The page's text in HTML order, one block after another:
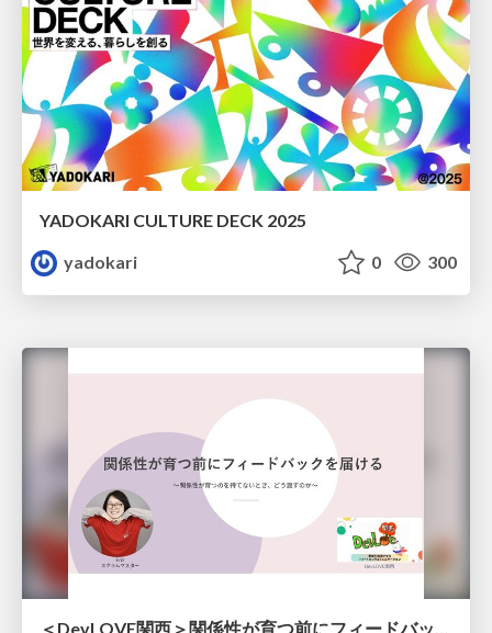
YADOKARI CULTURE DECK 2025
yadokari
0 300